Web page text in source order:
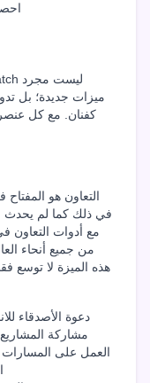
ميزات جديدة؛ بل
كفنان. مع كل عنصر
التعاون هو
مع أدوات التعاون
من جميع أنحاء
هذه الميزة لا توسع
دعوة الأصدقاء
مشاركة
العمل على